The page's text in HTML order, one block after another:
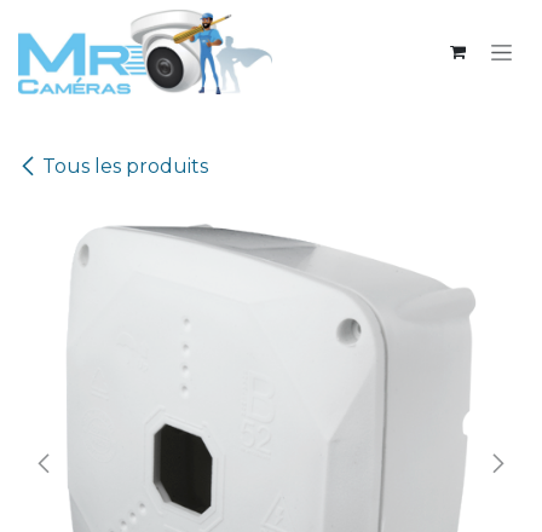
Se rendre au contenu
Tous les produits